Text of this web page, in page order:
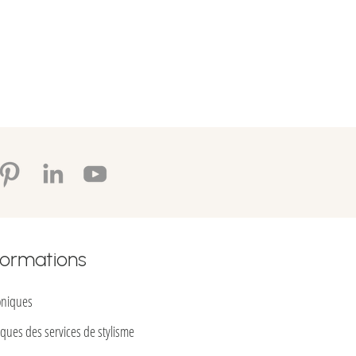
prêt-à-REporter et sont
s'il sont faits en main propre
des services de stylisme